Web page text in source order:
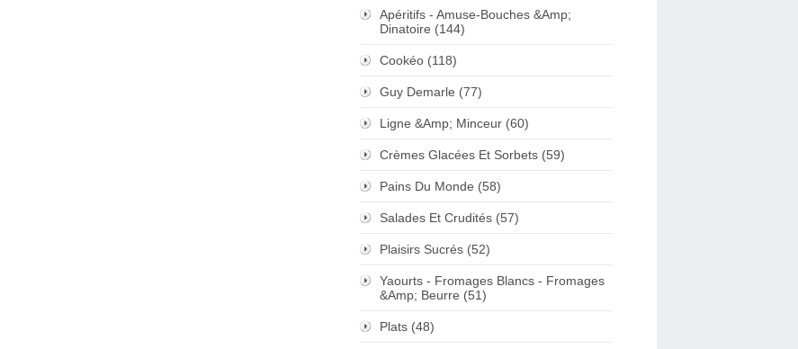
Apéritifs - Amuse-Bouches &Amp;
Dinatoire (144)
Cookéo (118)
Guy Demarle (77)
Ligne &Amp; Minceur (60)
Crèmes Glacées Et Sorbets (59)
Pains Du Monde (58)
Salades Et Crudités (57)
Plaisirs Sucrés (52)
Yaourts - Fromages Blancs - Fromages
&Amp; Beurre (51)
Plats (48)